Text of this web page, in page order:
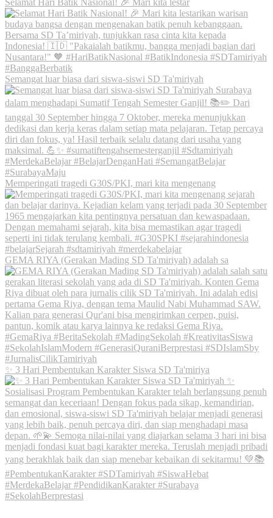
Selamat Hari Batik Nasional! 🎉 Mari kita lestar
Semangat luar biasa dari siswa-siswi SD Ta'miriyah
Memperingati tragedi G30S/PKI, mari kita mengenang
GEMA RIYA (Gerakan Mading SD Ta'miriyah) adalah sa
✨ 3 Hari Pembentukan Karakter Siswa SD Ta'miriya